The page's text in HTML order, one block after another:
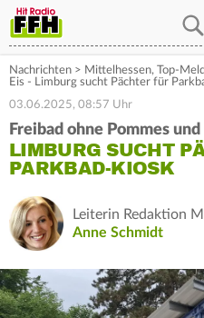
Nachrichten > Mittelhessen, Top-
Eis - Limburg sucht Pächter für
03.06.2025, 08:57 Uhr
Freibad ohne Pommes und
LIMBURG SUCHT
PARKBAD-KIOSK
Leiterin Redaktion
Anne Schmidt